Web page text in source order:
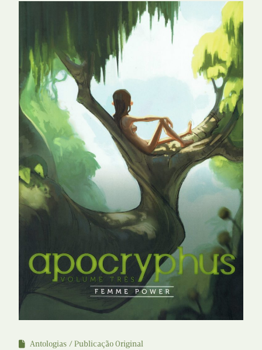
Antologias
Publicação Original